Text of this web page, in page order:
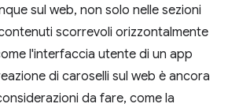
sul web, non solo nelle sezioni
scorrevoli orizzontalmente
l'interfaccia utente di un app
di caroselli sul web è ancora
da fare, come la